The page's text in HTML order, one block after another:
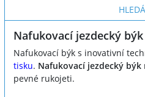
Nafukovací jezdecký
Nafukovací býk s inovativní
tisku. Nafukovací jezdecký býk
pevné rukojeti.